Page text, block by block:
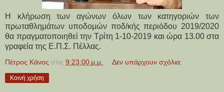
Η
κλήρωση των αγώνων όλων των κατηγοριών των
πρωταθλημάτων υποδομών ποδ/κής περιόδου 2019/2020
θα πραγματοποιηθεί την Τρίτη 1-10-2019 και ώρα 13.00 στα
γραφεία της Ε.Π.Σ. Πέλλας.
Πέτρος Κάνος στις 9:23:00 μ.μ. Δεν υπάρχουν σχόλια:
Κοινή χρήση